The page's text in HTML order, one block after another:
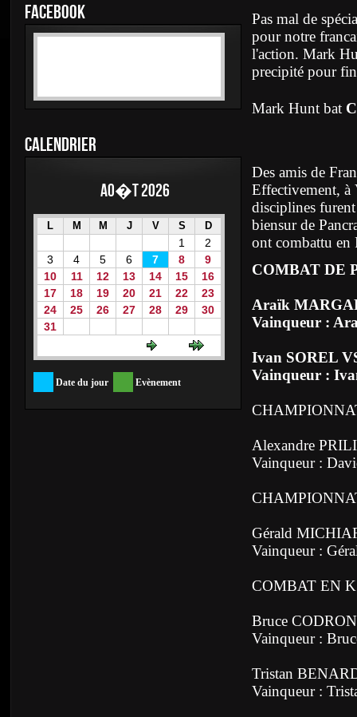
FACEBOOK
CALENDRIER
Ao�t 2026
L M M J V S D
1
2
3
4 5 6 7 8
9
10
11 12 13 14 15
16
17
18 19 20 21 22
23
24
25 26 27 28 29
30
31
Date du jour Evènement
Pas mal de
pour notre
l'action. Mark
precipité pour
Mark Hunt bat
Des amis de
Effectivement, à
disciplines
biensur de
ont combattu en
COMBAT DE
Araïk
Vainqueur :
Ivan SOREL
Vainqueur :
Alexandre
Vainqueur :
Gérald
Vainqueur :
COMBAT EN
Bruce
Vainqueur :
Tristan
Vainqueur :